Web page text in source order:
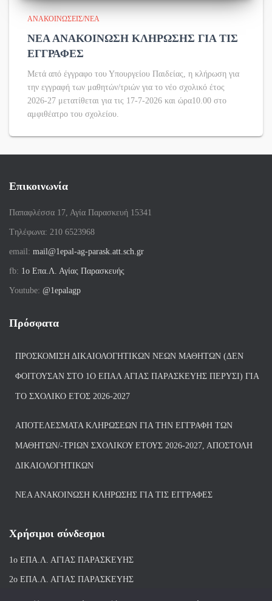
ΑΝΑΚΟΙΝΏΣΕΙΣ/ΝΈΑ
ΝΕΑ ΑΝΑΚΟΙΝΩΣΗ ΚΛΗΡΩΣΗΣ ΓΙΑ ΤΙΣ
ΕΓΓΡΑΦΕΣ
Μετά από έγγραφο του Υπουργείου Παιδείας, η κλήρωση για
την εγγραφή των μαθητών/τριών για το νέο σχολικό έτος
2026-27 μετατίθεται για τις 17-7-2026 και ώρα10.00 στο
αμφιθέατρο του σχολείου.
Επικοινωνία
Παπαφλέσσα 17, Αγία Παρασκευή 15341
Tηλέφωνα: 210 6523968
email: mail@1epal-ag-parask.att.sch.gr
fb: 1ο Επα.Λ. Αγίας Παρασκευής
Youtube: @1epalagp
Πρόσφατα
ΠΡΟΣΚΌΜΙΣΗ ΔΙΚΑΙΟΛΟΓΗΤΙΚΏΝ ΝΈΩΝ ΜΑΘΗΤΏΝ (ΔΕΝ
ΦΟΙΤΟΎΣΑΝ ΣΤΟ 1Ο ΕΠΑΛ ΑΓΙΑΣ ΠΑΡΑΣΚΕΥΗΣ ΠΈΡΥΣΙ) ΓΙΑ
ΤΟ ΣΧΟΛΙΚΌ ΈΤΟΣ 2026-2027
ΑΠΟΤΕΛΈΣΜΑΤΑ ΚΛΗΡΏΣΕΩΝ ΓΙΑ ΤΗΝ ΕΓΓΡΑΦΉ ΤΩΝ
ΜΑΘΗΤΏΝ/-ΤΡΙΏΝ ΣΧΟΛΙΚΟΎ ΈΤΟΥΣ 2026-2027, ΑΠΟΣΤΟΛΉ
ΔΙΚΑΙΟΛΟΓΗΤΙΚΏΝ
ΝΕΑ ΑΝΑΚΟΙΝΩΣΗ ΚΛΗΡΩΣΗΣ ΓΙΑ ΤΙΣ ΕΓΓΡΑΦΕΣ
Χρήσιμοι σύνδεσμοι
1ο ΕΠΑ.Λ. ΑΓΙΑΣ ΠΑΡΑΣΚΕΥΗΣ
2ο ΕΠΑ.Λ. ΑΓΙΑΣ ΠΑΡΑΣΚΕΥΗΣ
1ο Ε.Κ. ΑΓΙΑΣ ΠΑΡΑΣΚΕΥΗΣ